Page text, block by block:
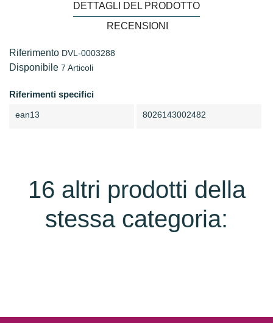
DETTAGLI DEL PRODOTTO
RECENSIONI
Riferimento DVL-0003288
Disponibile 7 Articoli
Riferimenti specifici
ean13 8026143002482
16 altri prodotti della
stessa categoria: